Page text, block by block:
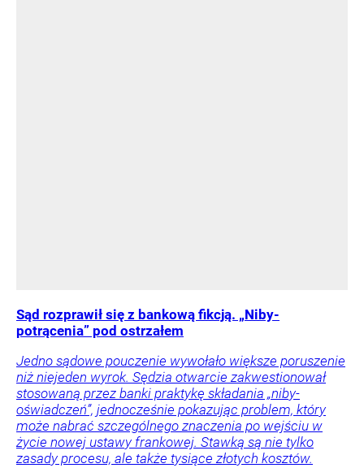
Sąd rozprawił się z bankową fikcją. „Niby-
potrącenia” pod ostrzałem
Jedno sądowe pouczenie wywołało większe poruszenie
niż niejeden wyrok. Sędzia otwarcie zakwestionował
stosowaną przez banki praktykę składania „niby-
oświadczeń”, jednocześnie pokazując problem, który
może nabrać szczególnego znaczenia po wejściu w
życie nowej ustawy frankowej. Stawką są nie tylko
zasady procesu, ale także tysiące złotych kosztów.